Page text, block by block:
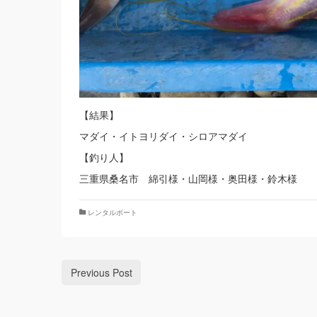
【結果】
マダイ・イトヨリダイ・シロアマダイ
【釣り人】
三重県桑名市 綿引様・山岡様・奥田様・鈴木様
レンタルボート
Previous Post